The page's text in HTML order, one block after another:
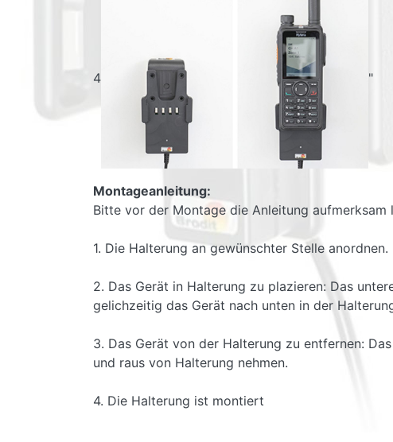
4 "
Montageanleitung:
Bitte vor der Montage die Anleitung aufmerksam
1. Die Halterung an gewünschter Stelle
2. Das Gerät in Halterung zu plazieren: Das
gelichzeitig das Gerät nach unten in der
3. Das Gerät von der Halterung zu entfernen:
und raus von Halterung nehmen.
4. Die Halterung ist montiert